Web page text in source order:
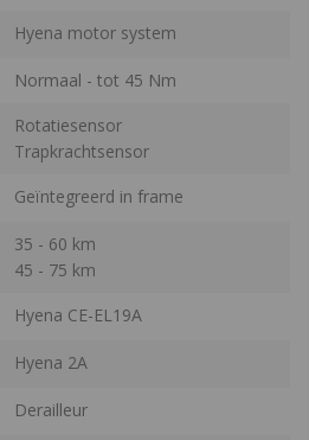
Hyena motor system
Normaal - tot 45 Nm
Rotatiesensor
Trapkrachtsensor
Geïntegreerd in frame
35 - 60 km
45 - 75 km
Hyena CE-EL19A
Hyena 2A
Derailleur